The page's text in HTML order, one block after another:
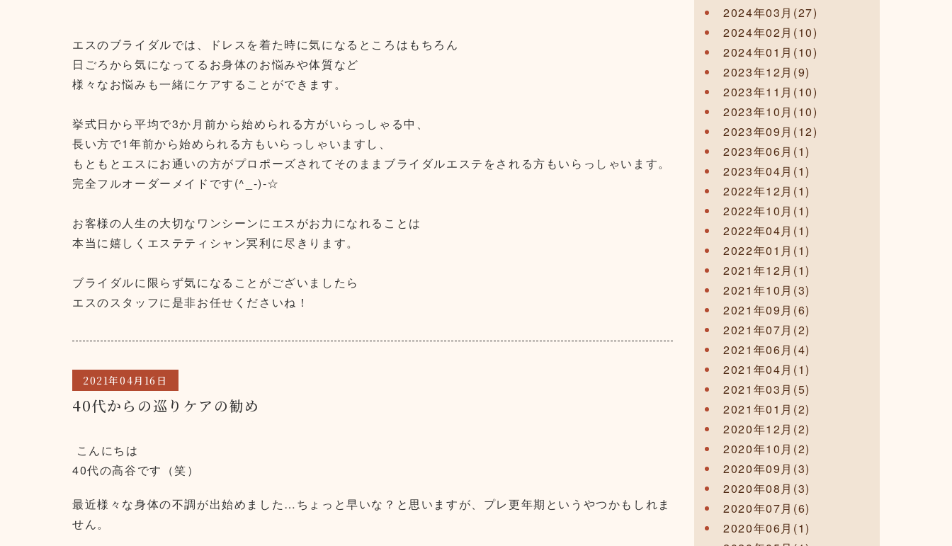
エスのブライダルでは、ドレスを着た時に気になるところはもちろん
日ごろから気になってるお身体のお悩みや体質など
様々なお悩みも一緒にケアすることができます。
挙式日から平均で3か月前から始められる方がいらっしゃる中、
長い方で1年前から始められる方もいらっしゃいますし、
もともとエスにお通いの方がプロポーズされてそのままブライダルエステをされる方もいらっしゃいます。
完全フルオーダーメイドです(^_-)-☆
お客様の人生の大切なワンシーンにエスがお力になれることは
本当に嬉しくエステティシャン冥利に尽きります。
ブライダルに限らず気になることがございましたら
エスのスタッフに是非お任せくださいね！
2021年04月16日
40代からの巡りケアの勧め
こんにちは
40代の高谷です（笑）
最近様々な身体の不調が出始めました…ちょっと早いな？と思いますが、プレ更年期というやつかもしれま
せん。
2024年03月(27)
2024年02月(10)
2024年01月(10)
2023年12月(9)
2023年11月(10)
2023年10月(10)
2023年09月(12)
2023年06月(1)
2023年04月(1)
2022年12月(1)
2022年10月(1)
2022年04月(1)
2022年01月(1)
2021年12月(1)
2021年10月(3)
2021年09月(6)
2021年07月(2)
2021年06月(4)
2021年04月(1)
2021年03月(5)
2021年01月(2)
2020年12月(2)
2020年10月(2)
2020年09月(3)
2020年08月(3)
2020年07月(6)
2020年06月(1)